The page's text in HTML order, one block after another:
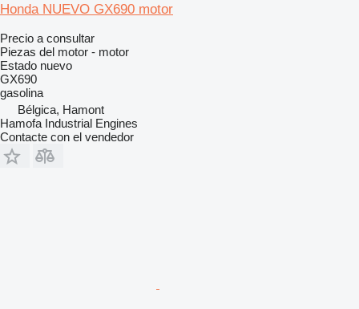
Honda NUEVO GX690 motor
Precio a consultar
Piezas del motor - motor
Estado nuevo
GX690
gasolina
Bélgica, Hamont
Hamofa Industrial Engines
Contacte con el vendedor